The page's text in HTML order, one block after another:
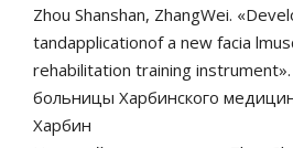
Zhou Shanshan, ZhangWei.
tandapplicationof a new facia
rehabilitation training
больницы Харбинского
Харбин